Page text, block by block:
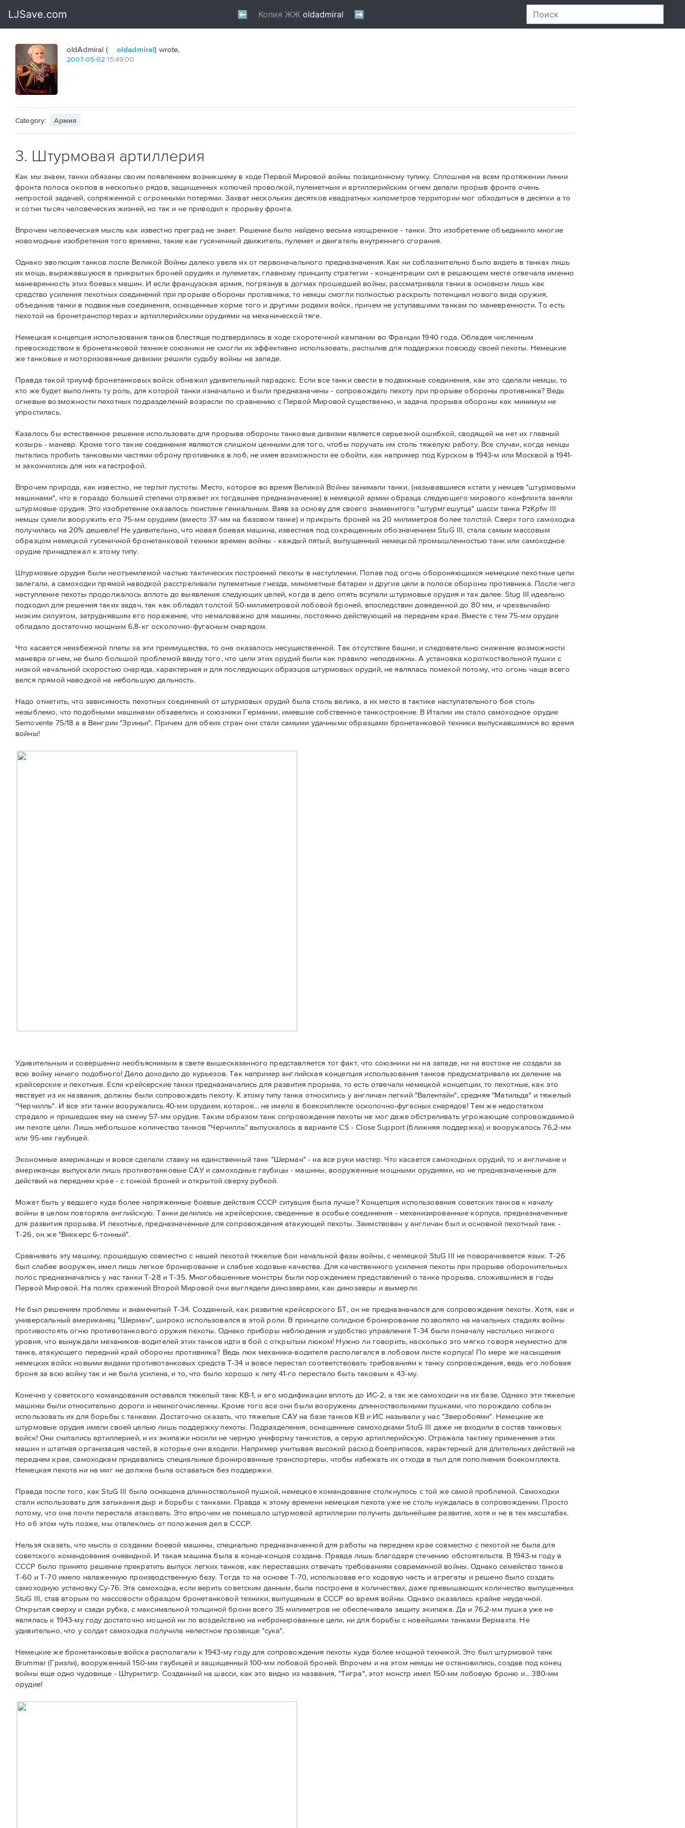
oldAdmiral ( oldadmiral) wrote,
2007-05-02 15:49:00
Category: Армия
3. Штурмовая артиллерия
Как мы знаем, танки обязаны своим появлением возникшему в ходе Первой Мировой войны позиционному тупику. Сплошная на всем протяжении линии
фронта полоса окопов в несколько рядов, защищенных колючей проволкой, пулеметным и артиллерийским огнем делали прорыв фронта очень
непростой задачей, сопряженной с огромными потерями. Захват нескольких десятков квадратных километров территории мог обходиться в десятки а то
и сотни тысяч человеческих жизней, но так и не приводил к прорыву фронта.
Впрочем человеческая мысль как известно преград не знает. Решение было найдено весьма изощренное - танки. Это изобретение объединило многие
новомодные изобретения того времени, такие как гусеничный движитель, пулемет и двигатель внутреннего сгорания.
Однако эволюция танков после Великой Войны далеко увела их от первоначального предназначения. Как ни соблазнительно было видеть в танках лишь
их мощь, выражавшуюся в прикрытых броней орудиях и пулеметах, главному принципу стратегии - концентрации сил в решающем месте отвечала именно
маневренность этих боевых машин. И если французская армия, погрязнув в догмах прошедшей войны, рассматривала танки в основном лишь как
средство усиления пехотных соединений при прорыве обороны противника, то немцы смогли полностью раскрыть потенциал нового вида оружия,
объединив танки в подвижные соединения, оснащенные корме того и другими родами войск, причем не уступавшими танкам по маневренности. То есть
пехотой на бронетранспортерах и артиллерийскими орудиями на механической тяге.
Немецкая концепция использования танков блестяще подтвердилась в ходе скоротечной кампании во Франции 1940 года. Обладая численным
превосходством в бронетанковой технике союзники не смогли их эффективно использовать, распылив для поддержки повсюду своей пехоты. Немецкие
же танковые и моторизованные дивизии решили судьбу войны на западе.
Правда такой триумф бронетанковых войск обнажил удивительный парадокс. Если все танки свести в подвижные соединения, как это сделали немцы, то
кто же будет выполнять ту роль, для которой танки изначально и были предназначены - сопровождать пехоту при прорыве обороны противника? Ведь
огневые возможности пехотных подразделений возрасли по сравнению с Первой Мировой существенно, и задача прорыва обороны как минимум не
упростилась.
Казалось бы естественное решение использовать для прорыва обороны танковые дивизии является серьезной ошибкой, сводящей на нет их главный
козырь - маневр. Кроме того такие соединения являются слишком ценными для того, чтобы поручать им столь тяжелую работу. Все случаи, когда немцы
пытались пробить танковыми частями оброну противника в лоб, не имея возможности ее обойти, как например под Курском в 1943-м или Москвой в 1941-
м закончились для них катастрофой.
Впрочем природа, как известно, не терпит пустоты. Место, которое во время Великой Войны занимали танки, (называвшиеся кстати у немцев "штурмовыми
машинами", что в гораздо большей степени отражает их тогдашнее предназначение) в немецкой армии образца следующего мирового конфликта заняли
штурмовые орудия. Это изобретение оказалось поистине гениальным. Взяв за основу для своего знаменитого "штурмгешутца" шасси танка PzKpfw III
немцы сумели вооружить его 75-мм орудием (вместо 37-мм на базовом танке) и прикрыть броней на 20 милиметров более толстой. Сверх того самоходка
получилась на 20% дешевле! Не удивительно, что новая боевая машина, известная под сокращенным обозначением StuG III, стала самым массовым
образцом немецкой гусеничной бронетанковой техники времен войны - каждый пятый, выпущенный немецкой промышленностью танк или самоходное
орудие принадлежал к этому типу.
Штурмовые орудия были неотъемлемой частью тактических построений пехоты в наступлении. Попав под огонь обороняющихся немецкие пехотные цепи
залегали, а самоходки прямой наводкой расстреливали пулеметные гнезда, минометные батареи и другие цели в полосе обороны противника. После чего
наступление пехоты продолжалось вплоть до выявления следующих целей, когда в дело опять всупали штурмовые орудия и так далее. Stug III идеально
подходил для решения таких задач, так как обладал толстой 50-милиметровой лобовой броней, впоследствии доведенной до 80 мм, и чрезвычайно
низким силуэтом, затруднявшим его поражение, что немаловажно для машины, постоянно действующей на переднем крае. Вместе с тем 75-мм орудие
обладало достаточно мощным 6,8-кг осколочно-фугасным снарядом.
Что касается неизбежной платы за эти преимущества, то она оказалось несущественной. Так отсутствие башни, и следовательно снижение возможности
маневра огнем, не было большой проблемой ввиду того, что цели этих орудий были как правило неподвижны. А установка короткоствольной пушки с
низкой начальной скоростью снаряда, характерная и для последующих образцов штурмовых орудий, не являлась помехой потому, что огонь чаще всего
велся прямой наводкой на небольшую дальность.
Надо отметить, что зависимость пехотных соединений от штурмовых орудий была столь велика, а их место в тактике наступательного боя столь
незыблемо, что подобными машинами обзавелись и союзники Германии, имевшие собственное танкостроение. В Италии им стало самоходное орудие
Semovente 75/18 а в Венгрии "Зриньи". Причем для обеих стран они стали самыми удачными образцами бронетанковой техники выпускавшимися во время
войны!
Удивительным и совершенно необъяснимым в свете вышесказанного представляется тот факт, что союзники ни на западе, ни на востоке не создали за
всю войну ничего подобного! Дело доходило до курьезов. Так например английская концепция использования танков предусматривала их деление на
крейсерские и пехотные. Если крейсерские танки предназначались для развития прорыва, то есть отвечали немецкой концепции, то пехотные, как это
явствует из их названия, должны были сопровождать пехоту. К этому типу танка относились у англичан легкий "Валентайн", средняя "Матильда" и тяжелый
"Черчилль". И все эти танки вооружались 40-мм орудием, которое... не имело в боекомплекте осколочно-фугасных снарядов! Тем же недостатком
страдало и пришедшее ему на смену 57-мм орудие. Таким образом танк сопровождения пехоты не мог даже обстреливать угрожающие сопровождаимой
им пехоте цели. Лишь небольшое количество танков "Черчилль" выпускалось в варианте CS - Close Support (ближняя поддержка) и вооружалось 76,2-мм
или 95-мм гаубицей.
Экономные американцы и вовсе сделали ставку на единственный танк "Шерман" - на все руки мастер. Что касается самоходных орудий, то и англичане и
американцы выпускали лишь противотанковые САУ и самоходные гаубицы - машины, вооруженные мощными орудиями, но не предназначенные для
действий на переднем крае - с тонкой броней и открытой сверху рубкой.
Может быть у ведшего куда более напряженные боевые действия СССР ситуация была лучше? Концепция использования советских танков к началу
войны в целом повторяла английскую. Танки делились на крейсерские, сведенные в особые соединения - механизированные корпуса, предназначенные
для развития прорыва. И пехотные, предназначенные для сопровождения атакующей пехоты. Заимствован у англичан был и основной пехотный танк -
Т-26, он же "Виккерс 6-тонный".
Сравнивать эту машину, прошедшую совместно с нашей пехотой тяжелые бои начальной фазы войны, с немецкой StuG III не поворачивается язык. Т-26
был слабее вооружен, имел лишь легкое бронирование и слабые ходовые качества. Для качественного усиления пехоты при прорыве оборонительных
полос предназначались у нас танки Т-28 и Т-35. Многобашенные монстры были порождением представлений о танке прорыва, сложившимся в годы
Первой Мировой. На полях сражений Второй Мировой они выглядели динозаврами, как динозавры и вымерли.
Не был решением проблемы и знаменитый Т-34. Созданный, как развитие крейсерского БТ, он не предназначался для сопровождения пехоты. Хотя, как и
универсальный американец "Шерман", широко использовался в этой роли. В принципе солидное бронирование позволяло на начальных стадиях войны
противостоять огню противотанкового оружия пехоты. Однако приборы наблюдения и удобство управления Т-34 были поначалу настолько низкого
уровня, что вынуждали механиков-водителей этих танков идти в бой с открытым люком! Нужно ли говорить, насколько это мягко говоря неуместно для
танка, атакующего передний край обороны противника? Ведь люк механика-водителя располагался в лобовом листе корпуса! По мере же насыщения
немецких войск новыми видами противотанковых средств Т-34 и вовсе перестал соответствовать требованиям к танку сопровождения, ведь его лобовая
броня за всю войну так и не была усилена, и то, что было хорошо к лету 41-го перестало быть таковым к 43-му.
Конечно у советского командования оставался тяжелый танк КВ-1, и его модификации вплоть до ИС-2, а так же самоходки на их базе. Однако эти тяжелые
машины были относительно дороги и немногочисленны. Кроме того все они были вооружены длинноствольными пушками, что порождало соблазн
использовать их для борьбы с танками. Достаточно сказать, что тяжелые САУ на базе танков КВ и ИС называли у нас "Зверобоями". Немецкие же
штурмовые орудия имели своей целью лишь поддержку пехоты. Подразделения, оснащенные самоходками StuG III даже не входили в состав танковых
войск! Они считались артиллерией, и их экипажи носили не черную униформу танкистов, а серую артиллерийскую. Отражала тактику применения этих
машин и штатная организация частей, в которые они входили. Например учитывая высокий расход боеприпасов, характерный для длительных действий на
переднем крае, самоходкам придавались специальные бронированные транспортеры, чтобы избежать их отхода в тыл для пополнения боекомплекта.
Немецкая пехота ни на миг не должна была оставаться без поддержки.
Правда после того, как StuG III была оснащена длинноствольной пушкой, немецкое командование столкнулось с той же самой проблемой. Самоходки
стали использовать для затыкания дыр и борьбы с танками. Правда к этому времени немецкая пехота уже не столь нуждалась в сопровождении. Просто
потому, что она почти перестала атаковать. Это впрочем не помешало штурмовой артиллерии получить дальнейшее развитие, хотя и не в тех масштабах.
Но об этом чуть позже, мы отвлеклись от положения дел в СССР.
Нельзя сказать, что мысль о создании боевой машины, специально предназначенной для работы на переднем крае совместно с пехотой не была для
советского командования очевидной. И такая машина была в конце-концов создана. Правда лишь благодаря стечению обстоятельств. В 1943-м году в
СССР было принято решение прекратить выпуск легких танков, как переставших отвечать требованиям современной войны. Однако семейство танков
Т-60 и Т-70 имело налаженную производственную базу. Тогда то на основе Т-70, использовав его ходовую часть и агрегаты и решено было создать
самоходную установку Су-76. Эта самоходка, если верить советским данным, была построена в количествах, даже превышающих количество выпущенных
StuG III, став вторым по массовости образцом бронетанковой техники, выпущеным в СССР во время войны. Однако оказалась крайне неудачной.
Открытая сверху и сзади рубка, с максимальной толщиной брони всего 35 милиметров не обеспечивала защиту экипажа. Да и 76,2-мм пушка уже не
являлась к 1943-му году достаточно мощной ни по воздействию на небронированные цели, ни для борьбы с новейшими танками Вермахта. Не
удивительно, что у солдат самоходка получила нелестное прозвище "сука".
Немецкие же бронетанковые войска располагали к 1943-му году для сопровождения пехоты куда более мощной техникой. Это был штурмовой танк
Brummar (Гризли), вооруженный 150-мм гаубицей и защищенный 100-мм лобовой броней. Впрочем и на этом немцы не остановились, создав под конец
войны еще одно чудовище - Штурмтигр. Созданный на шасси, как это видно из названия, "Тигра", этот монстр имел 150-мм лобовую броню и... 380-мм
орудие!